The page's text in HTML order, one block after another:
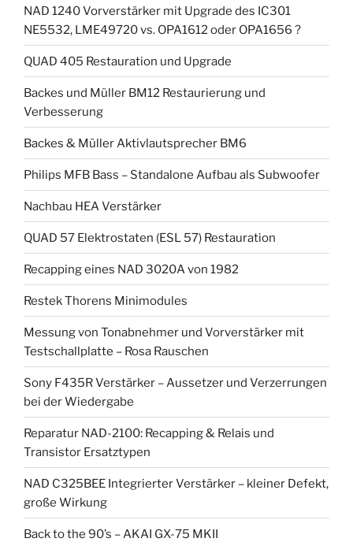
NAD 1240 Vorverstärker mit Upgrade des IC301
NE5532, LME49720 vs. OPA1612 oder OPA1656 ?
QUAD 405 Restauration und Upgrade
Backes und Müller BM12 Restaurierung und
Verbesserung
Backes & Müller Aktivlautsprecher BM6
Philips MFB Bass – Standalone Aufbau als Subwoofer
Nachbau HEA Verstärker
QUAD 57 Elektrostaten (ESL 57) Restauration
Recapping eines NAD 3020A von 1982
Restek Thorens Minimodules
Messung von Tonabnehmer und Vorverstärker mit
Testschallplatte – Rosa Rauschen
Sony F435R Verstärker – Aussetzer und Verzerrungen
bei der Wiedergabe
Reparatur NAD-2100: Recapping & Relais und
Transistor Ersatztypen
NAD C325BEE Integrierter Verstärker – kleiner Defekt,
große Wirkung
Back to the 90’s – AKAI GX-75 MKII